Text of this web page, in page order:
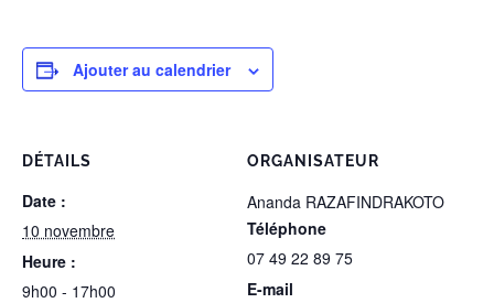
Ajouter au calendrier
DÉTAILS
Date :
10 novembre
Heure :
9h00 - 17h00
ORGANISATEUR
Ananda RAZAFINDRAKOTO
Téléphone
07 49 22 89 75
E-mail